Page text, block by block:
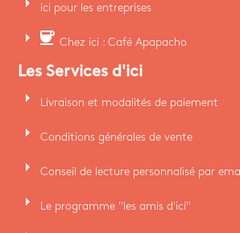
ici pour les entreprises
arrow_right coffee Chez ici : Café Apapacho
Les Services d'ici
arrow_right Livraison et modalités de paiement
arrow_right Conditions générales de vente
arrow_right Conseil de lecture personnalisé par
arrow_right Le programme "les amis d'ici"